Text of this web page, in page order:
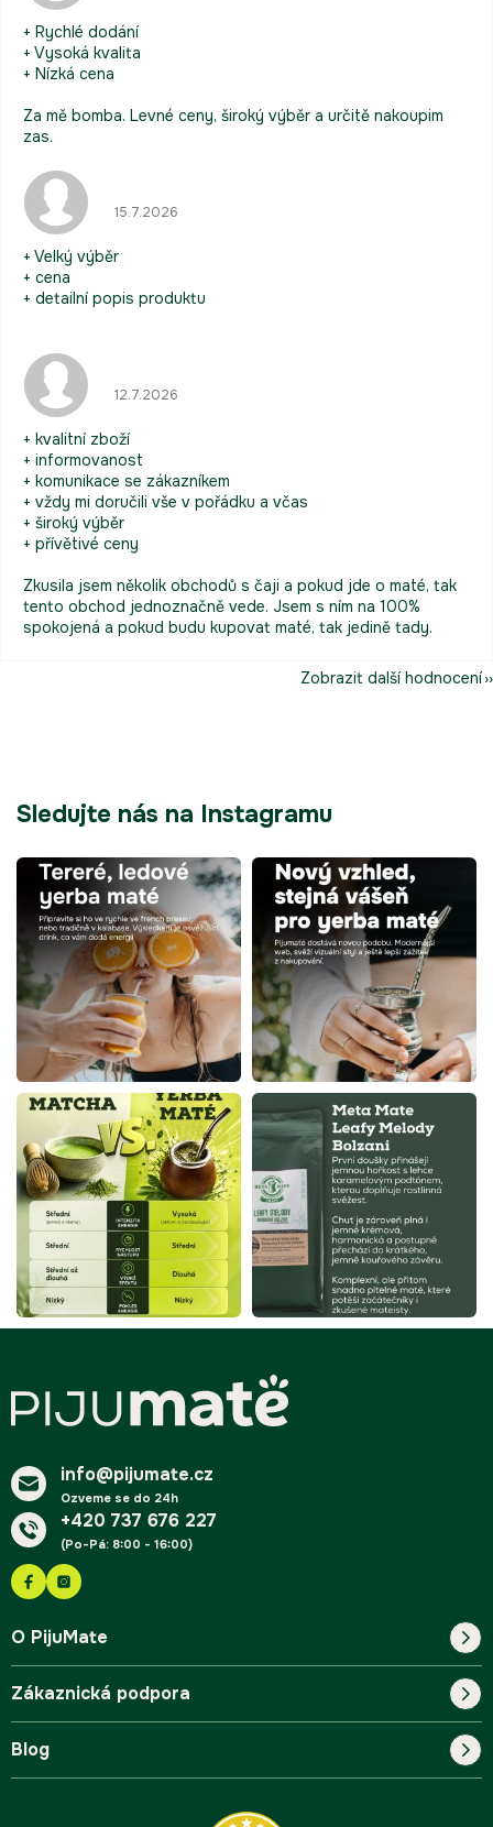
+ Rychlé dodání
+ Vysoká kvalita
+ Nízká cena
Za mě bomba. Levné ceny, široký výběr a určitě nakoupim
zas.
15.7.2026
+ Velký výběr
+ cena
+ detailní popis produktu
12.7.2026
+ kvalitní zboží
+ informovanost
+ komunikace se zákazníkem
+ vždy mi doručili vše v pořádku a včas
+ široký výběr
+ přívětivé ceny
Zkusila jsem několik obchodů s čaji a pokud jde o maté, tak
tento obchod jednoznačně vede. Jsem s ním na 100%
spokojená a pokud budu kupovat maté, tak jedině tady.
Zobrazit další hodnocení
Sledujte nás na Instagramu
p
info@pijumate.cz
Ozveme se do 24h
+420 737 676 227
(Po-Pá: 8:00 - 16:00)
O PijuMate
Náš příběh
Zákaznická podpora
Kontakt
Blog